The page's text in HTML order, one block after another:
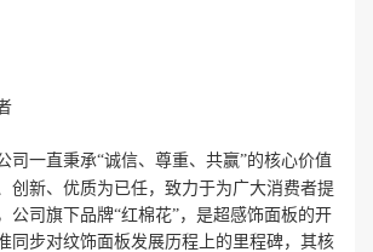
司一直秉承“诚信、尊重、共赢”的核心价值
创新、优质为已任，致力于为广大消费者提
公司旗下品牌“红棉花”，是超感饰面板的开
同步对纹饰面板发展历程上的里程碑，其核